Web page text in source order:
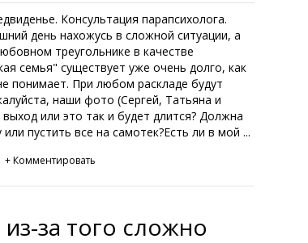
Консультация парапсихолога.
день нахожусь в сложной ситуации, а
треугольнике в качестве
семья" существует уже очень долго, как
понимает. При любом раскладе будут
наши фото (Сергей, Татьяна и
или это так и будет длится? Должна
пустить все на самотек?Есть ли в мой ...
+ Комментировать
за того сложно